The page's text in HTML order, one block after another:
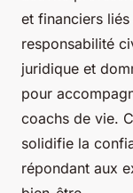
et financiers
responsabilité
juridique et
pour
coachs de vie.
solidifie la
répondant aux